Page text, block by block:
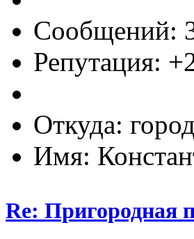
Сообщений:
Репутация:
Откуда:
Имя:
Re: Пригородная